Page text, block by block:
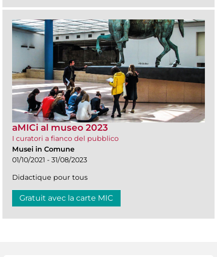
aMICi al museo 2023
I curatori a fianco del pubblico
Musei in Comune
01/10/2021 - 31/08/2023
Didactique pour tous
Gratuit avec la carte MIC